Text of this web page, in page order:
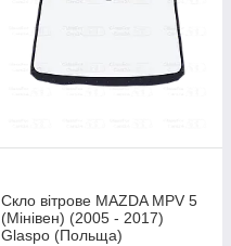
Скло вітрове MAZDA MPV 5
(Мінівен) (2005 - 2017)
Glaspo (Польща)